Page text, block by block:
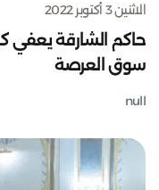
الاثنين 3 أكتوبر 2022
حاكم الشارقة يعفي
سوق العرصة
null